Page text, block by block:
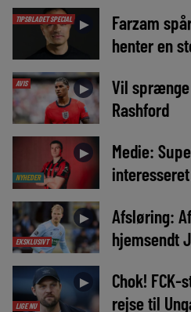
TIPSBLADET SPECIAL ►
Farzam
henter en
AVIS ►
Vil
Rashford
NYHEDER
►
Medie:
EKSKLUSIVT
►
Afsløring:
hjemsendt
LIGE NU
►
Chok!
rejse til